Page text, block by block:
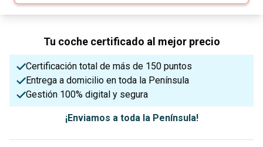
Tu coche certificado al mejor precio
Certificación total de más de 150 puntos
Entrega a domicilio en toda la Península
Gestión 100% digital y segura
¡Enviamos a toda la Península!